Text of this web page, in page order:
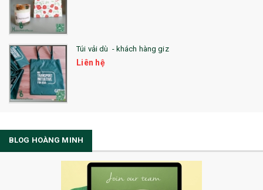
Túi vải dù - khách hàng giz
Liên hệ
BLOG HOÀNG MINH